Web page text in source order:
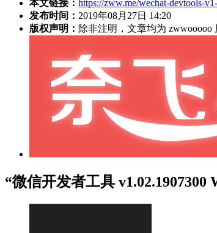
本文链接： https://zww.me/wechat-devtools-
发布时间： 2019年08月27日 14:20
版权声明： 除非注明，文章均为
“微信开发者工具 v1.02.1907300